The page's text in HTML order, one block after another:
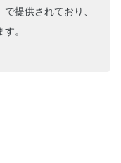
提供されており、
。